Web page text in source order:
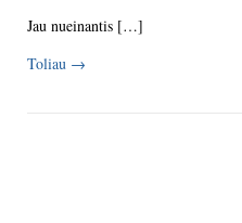
Jau nueinantis […]
Toliau →